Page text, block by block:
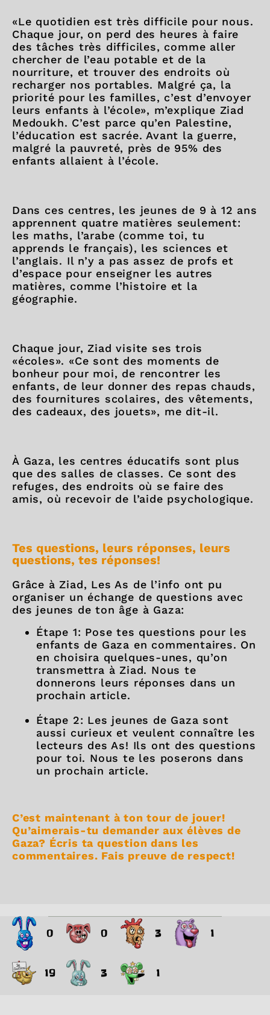
«Le quotidien est très difficile pour nous.
Chaque jour, on perd des heures à faire
des tâches très difficiles, comme aller
chercher de l’eau potable et de la
nourriture, et trouver des endroits où
recharger nos portables. Malgré ça, la
priorité pour les familles, c’est d’envoyer
leurs enfants à l’école», m’explique Ziad
Medoukh. C’est parce qu’en Palestine,
l’éducation est sacrée. Avant la guerre,
malgré la pauvreté, près de 95% des
enfants allaient à l’école.
Dans ces centres, les jeunes de 9 à 12 ans
apprennent quatre matières seulement:
les maths, l’arabe (comme toi, tu
apprends le français), les sciences et
l’anglais. Il n’y a pas assez de profs et
d’espace pour enseigner les autres
matières, comme l’histoire et la
géographie.
Chaque jour, Ziad visite ses trois
«écoles». «Ce sont des moments de
bonheur pour moi, de rencontrer les
enfants, de leur donner des repas chauds,
des fournitures scolaires, des vêtements,
des cadeaux, des jouets», me dit-il.
À Gaza, les centres éducatifs sont plus
que des salles de classes. Ce sont des
refuges, des endroits où se faire des
amis, où recevoir de l’aide psychologique.
Tes questions, leurs réponses, leurs
questions, tes réponses!
Grâce à Ziad, Les As de l’info ont pu
organiser un échange de questions avec
des jeunes de ton âge à Gaza:
Étape 1: Pose tes questions pour les
enfants de Gaza en commentaires. On
en choisira quelques-unes, qu’on
transmettra à Ziad. Nous te
donnerons leurs réponses dans un
prochain article.
Étape 2: Les jeunes de Gaza sont
aussi curieux et veulent connaître les
lecteurs des As! Ils ont des questions
pour toi. Nous te les poserons dans
un prochain article.
C’est maintenant à ton tour de jouer!
Qu’aimerais-tu demander aux élèves de
Gaza? Écris ta question dans les
commentaires. Fais preuve de respect!
0 0 3 1
19 3 1